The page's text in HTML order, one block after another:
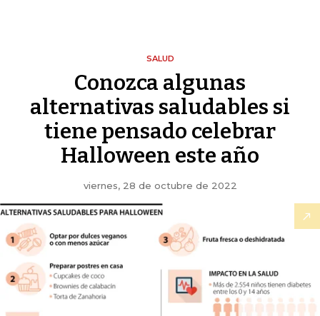
SALUD
Conozca algunas
alternativas saludables si
tiene pensado celebrar
Halloween este año
viernes, 28 de octubre de 2022